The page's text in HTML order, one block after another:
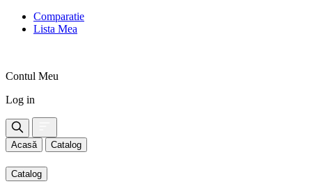
Comparatie
Lista Mea
Contul Meu
Log in
Acasă Catalog
Catalog